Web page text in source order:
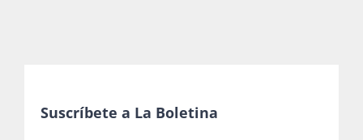
Suscríbete a La Boletina